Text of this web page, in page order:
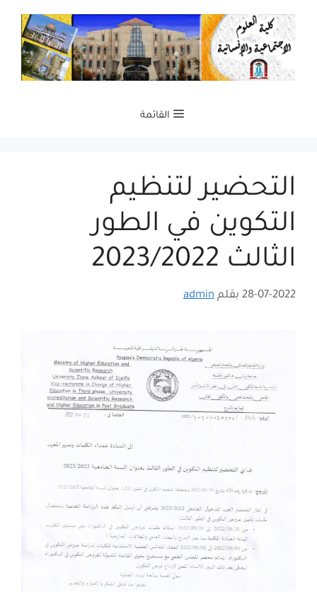
المحتوى
القائمة
التحضير لتنظيم
التكوين في الطور
الثالث 2023/2022
28-07-2022 بقلم admin